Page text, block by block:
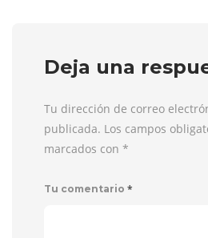
Deja una
Tu dirección de correo
publicada. Los campos
marcados con *
Tu comentario *